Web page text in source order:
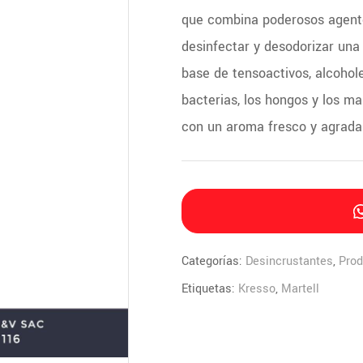
que combina poderosos
desinfectar y desodorizar
base de tensoactivos,
bacterias, los hongos y los
con un aroma fresco y
Categorías: Desincrustantes,
Etiquetas: Kresso, Martell